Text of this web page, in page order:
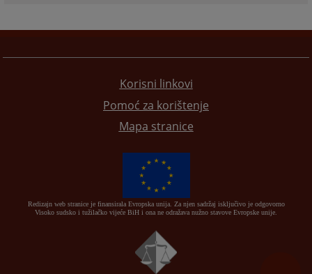
Korisni linkovi
Pomoć za korištenje
Mapa stranice
Redizajn web stranice je finansirala Evropska unija. Za njen sadržaj isključivo je odgovorno
Visoko sudsko i tužilačko vijeće BiH i ona ne odražava nužno stavove Evropske unije.